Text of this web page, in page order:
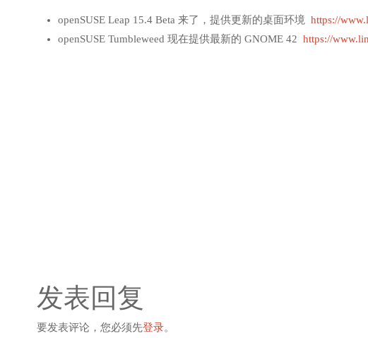
openSUSE Leap 15.4 Beta 来了，提供更新的桌面环境 https://
openSUSE Tumbleweed 现在提供最新的 GNOME 42 https://
发表回复
要发表评论，您必须先登录。